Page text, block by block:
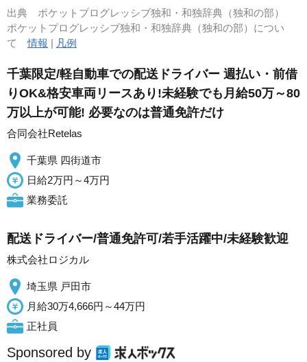
出典 ポケットプログレッシブ独和・和独辞典（独和の部）
ポケットプログレッシブ独和・和独辞典（独和の部）につい
て情報 | 凡例
千葉限定/軽自動車での配送ドライバー 週払い・前借
りOK&格安車両リースあり!未経験でも月給50万～80
万以上が可能! 必要なのは普通免許だけ
合同会社Retelas
千葉県 四街道市
日給2万円～4万円
業務委託
配送ドライバー/普通免許可/若手活躍中/未経験歓迎
株式会社ロジカル
埼玉県 戸田市
月給30万4,666円～44万円
正社員
Sponsored by